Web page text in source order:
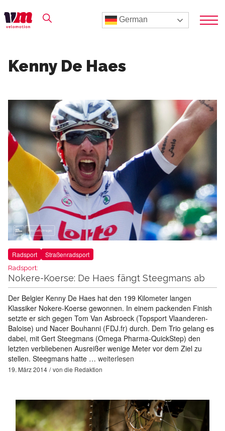
German
Kenny De Haes
Radsport Straßenradsport
Radsport:
Nokere-Koerse: De Haes fängt Steegmans ab
Der Belgier Kenny De Haes hat den 199 Kilometer langen
Klassiker Nokere-Koerse gewonnen. In einem packenden Finish
setzte er sich gegen Tom Van Asbroeck (Topsport Vlaanderen-
Baloise) und Nacer Bouhanni (FDJ.fr) durch. Dem Trio gelang es
dabei, mit Gert Steegmans (Omega Pharma-QuickStep) den
letzten verbliebenen Ausreißer wenige Meter vor dem Ziel zu
stellen. Steegmans hatte … weiterlesen
19. März 2014 von die Redaktion